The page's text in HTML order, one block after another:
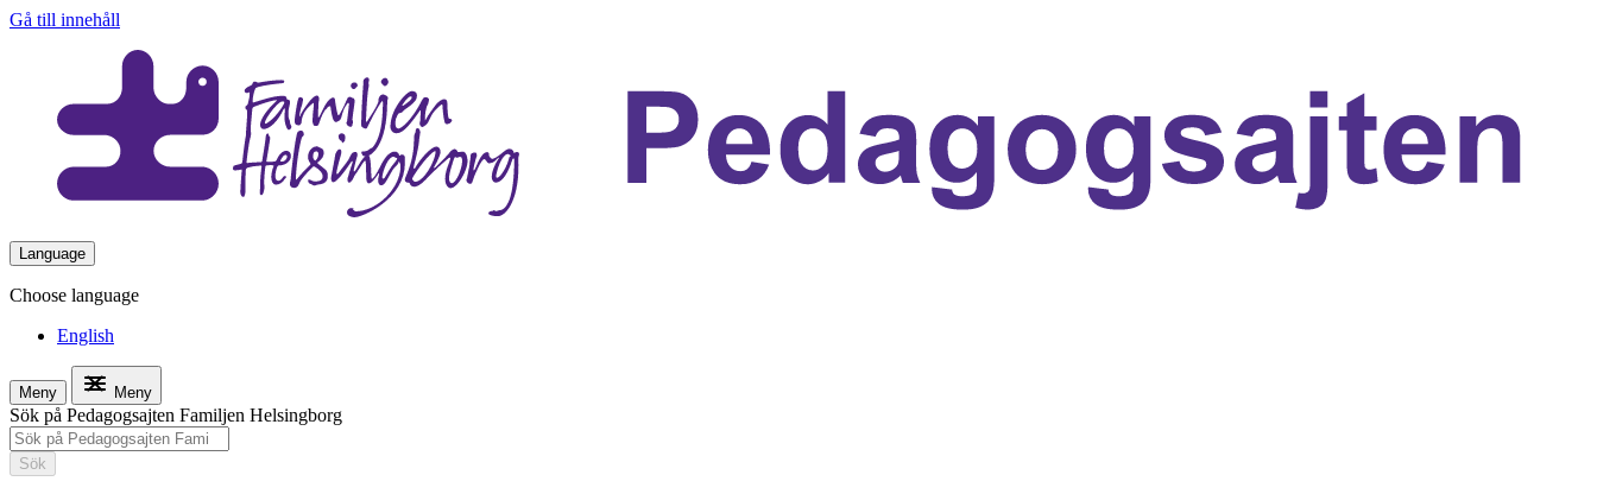
Gå till innehåll
Language
Choose language
English
Meny Meny
Sök på Pedagogsajten Familjen Helsingborg
Sök